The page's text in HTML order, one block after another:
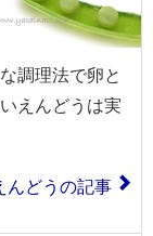
調理法で卵と
えんどうは実
んどうの記事